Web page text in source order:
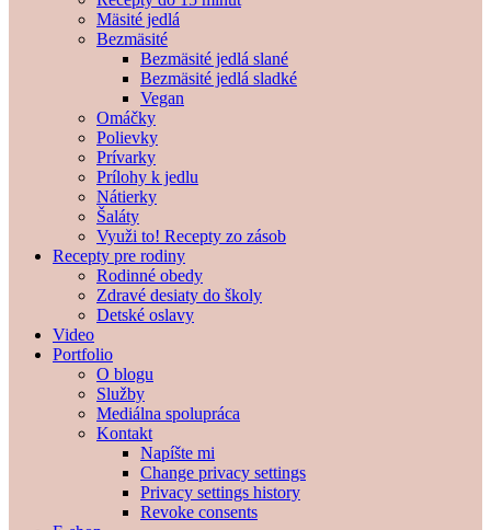
Mäsité jedlá
Bezmäsité
Bezmäsité jedlá slané
Bezmäsité jedlá sladké
Vegan
Omáčky
Polievky
Prívarky
Prílohy k jedlu
Nátierky
Šaláty
Využi to! Recepty zo zásob
Recepty pre rodiny
Rodinné obedy
Zdravé desiaty do školy
Detské oslavy
Video
Portfolio
O blogu
Služby
Mediálna spolupráca
Kontakt
Napíšte mi
Change privacy settings
Privacy settings history
Revoke consents